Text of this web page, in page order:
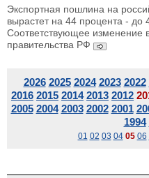
Экспортная пошлина на
вырастет на 44 процента - до
Соответствующее изменение
правительства РФ
2026 2025 2024 2023 2022
2016 2015 2014 2013 2012
2005 2004 2003 2002 2001
1994
01 02 03 04 05 06